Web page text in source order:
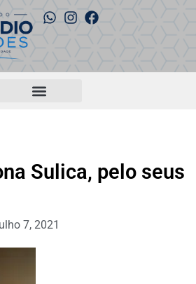
Sulica, pelo seus
7, 2021